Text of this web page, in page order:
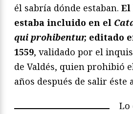
él sabría dónde estaban.
estaba incluido en el
qui prohibentur, editado
1559, validado por el
de Valdés, quien prohibió
años después de salir éste
Lo